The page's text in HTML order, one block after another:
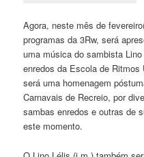
Agora, neste mês de
programas da 3Rw, será
uma música do sambista
enredos da Escola de
será uma homenagem
Carnavais de Recreio, por
sambas enredos e outras de
este momento.